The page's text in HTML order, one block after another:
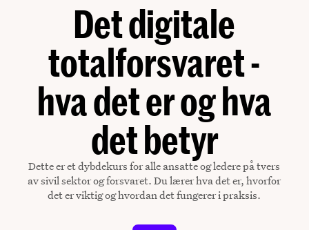
Det digitale
totalforsvaret -
hva det er og hva
det betyr
Dette er et dybdekurs for alle ansatte og ledere på tvers
av sivil sektor og forsvaret. Du lærer hva det er, hvorfor
det er viktig og hvordan det fungerer i praksis.